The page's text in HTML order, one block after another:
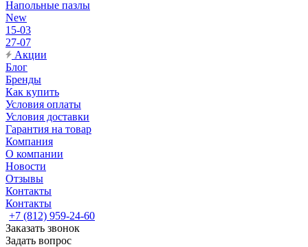
Напольные пазлы
New
15-03
27-07
Акции
Блог
Бренды
Как купить
Условия оплаты
Условия доставки
Гарантия на товар
Компания
О компании
Новости
Отзывы
Контакты
Контакты
+7 (812) 959-24-60
Заказать звонок
Задать вопрос